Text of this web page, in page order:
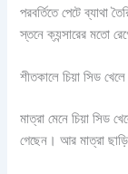
পরবর্তিতে পেটে ব্যাথা
স্তনে ক্যন্সারের মতো
শীতকালে চিয়া সিড
মাত্রা মেনে চিয়া সিড
গেছেন। আর মাত্রা